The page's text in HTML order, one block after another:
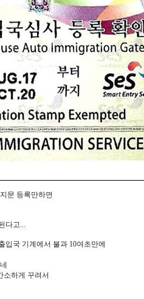
문 등록만하면
다고...
입국 기계에서 불과 10여초만에
소하게 꾸려서